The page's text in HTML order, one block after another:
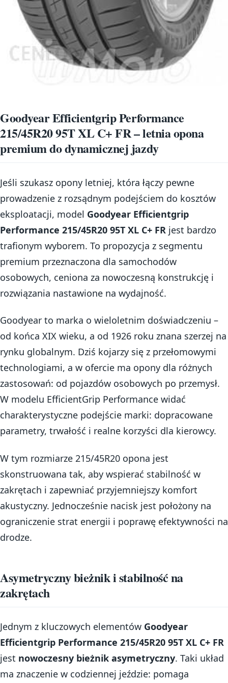
Goodyear Efficientgrip Performance
215/45R20 95T XL C+ FR – letnia opona
premium do dynamicznej jazdy
Jeśli szukasz opony letniej, która łączy pewne
prowadzenie z rozsądnym podejściem do kosztów
eksploatacji, model Goodyear Efficientgrip
Performance 215/45R20 95T XL C+ FR jest bardzo
trafionym wyborem. To propozycja z segmentu
premium przeznaczona dla samochodów
osobowych, ceniona za nowoczesną konstrukcję i
rozwiązania nastawione na wydajność.
Goodyear to marka o wieloletnim doświadczeniu –
od końca XIX wieku, a od 1926 roku znana szerzej na
rynku globalnym. Dziś kojarzy się z przełomowymi
technologiami, a w ofercie ma opony dla różnych
zastosowań: od pojazdów osobowych po przemysł.
W modelu EfficientGrip Performance widać
charakterystyczne podejście marki: dopracowane
parametry, trwałość i realne korzyści dla kierowcy.
W tym rozmiarze 215/45R20 opona jest
skonstruowana tak, aby wspierać stabilność w
zakrętach i zapewniać przyjemniejszy komfort
akustyczny. Jednocześnie nacisk jest położony na
ograniczenie strat energii i poprawę efektywności na
drodze.
Asymetryczny bieżnik i stabilność na
zakrętach
Jednym z kluczowych elementów Goodyear
Efficientgrip Performance 215/45R20 95T XL C+ FR
jest nowoczesny bieżnik asymetryczny. Taki układ
ma znaczenie w codziennej jeździe: pomaga